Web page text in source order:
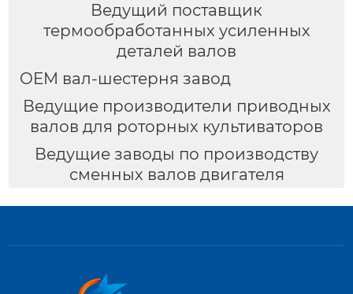
Ведущий поставщик
термообработанных усиленных
деталей валов
OEM вал-шестерня завод
Ведущие производители приводных
валов для роторных культиваторов
Ведущие заводы по производству
сменных валов двигателя